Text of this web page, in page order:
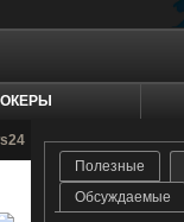
Полезные
Обсуждаемые